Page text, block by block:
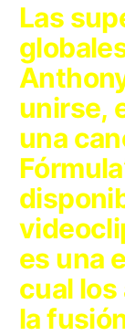
Las
unirse,
una
es una
cual
la